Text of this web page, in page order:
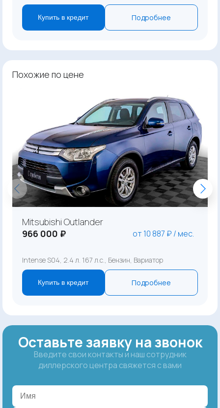
Купить в кредит Подробнее
Похожие по цене
Mitsubishi Outlander
966 000 ₽
от 10 887 ₽ / мес.
Intense S04, 2.4 л. 167 л.с., Бензин, Вариатор
Купить в кредит Подробнее
Оставьте заявку на звонок
Введите свои контакты и наш сотрудник
диллерского центра свяжется с вами